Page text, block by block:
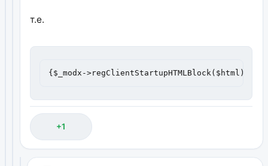
т.е.
{$_modx->regClientStartupHTMLBlock($html)}
+1